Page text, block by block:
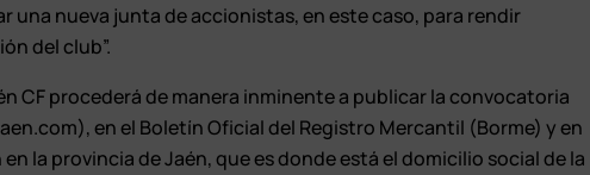
una nueva junta de accionistas, en este caso, para rendir
del club”.
CF procederá de manera inminente a publicar la convocatoria
en el Boletín Oficial del Registro Mercantil (Borme) y en
la provincia de Jaén, que es donde está el domicilio social de la